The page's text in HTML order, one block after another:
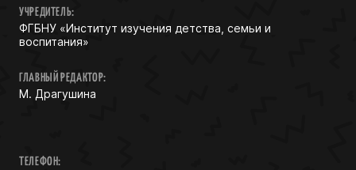
УЧРЕДИТЕЛЬ:
ФГБНУ «Институт изучения детства, семьи и
воспитания»
ГЛАВНЫЙ РЕДАКТОР:
М. Драгушина
ТЕЛЕФОН: